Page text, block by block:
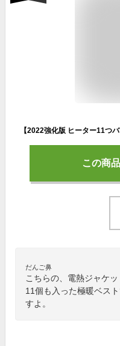
この商
だんご鼻
こちらの、電熱ジャケ
11個も入った極暖ベス
すよ。